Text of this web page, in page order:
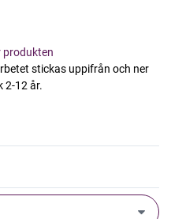
produkten
stickas uppifrån och ner
2-12 år.